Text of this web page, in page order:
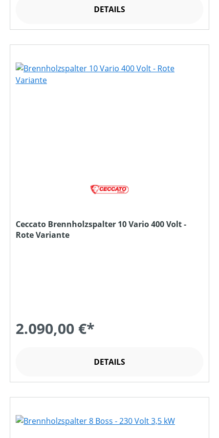
DETAILS
Ceccato Brennholzspalter 10 Vario 400 Volt -
Rote Variante
2.090,00 €*
DETAILS